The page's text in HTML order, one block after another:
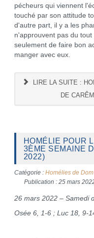
pécheurs qui viennent
touché par son attitude
d'autre part, il y a les
n'approuvent pas du
seulement de faire bon
manger avec eux.
LIRE LA SUITE :
DE
HOMÉLIE POUR
3ÈME SEMAINE
2022)
Catégorie : Homélies de
Publication : 25 mars
26 mars 2022 – Samedi
Osée 6, 1-6 ; Luc 18, 9-